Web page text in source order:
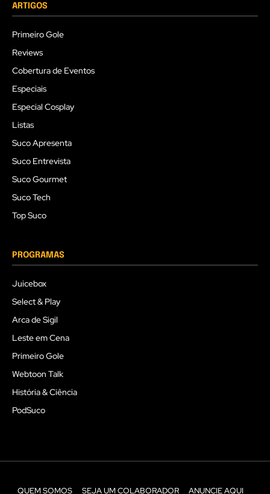
ARTIGOS
Primeiro Gole
Reviews
Cobertura de Eventos
Especiais
Especial Cosplay
Listas
Suco Apresenta
Suco Entrevista
Suco Gourmet
Suco Tech
Top Suco
PROGRAMAS
Juicebox
Select & Play
Arca de Sigil
Leste em Cena
Primeiro Gole
Webtoon Talk
História & Ciência
PodSuco
QUEM SOMOS SEJA UM COLABORADOR ANUNCIE AQUI